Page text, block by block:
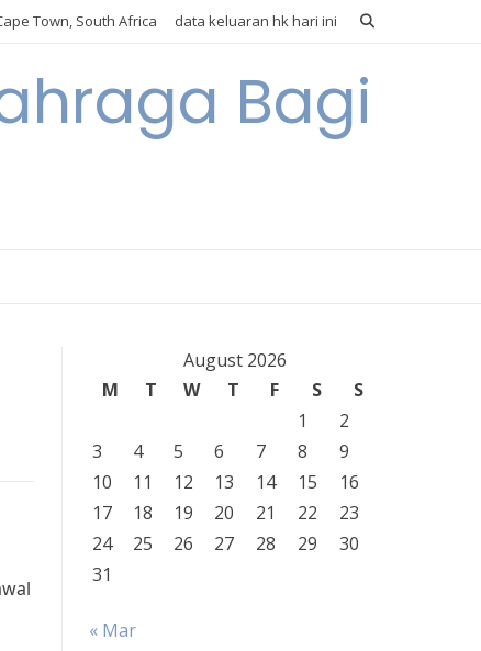
Town, South Africa data keluaran hk hari ini
Bagi
August 2026
M
T W T F S
S
1
2
3
4 5 6 7 8
9
10
11 12 13 14 15
16
17
18 19 20 21 22
23
24
25 26 27 28 29
30
31
« Mar